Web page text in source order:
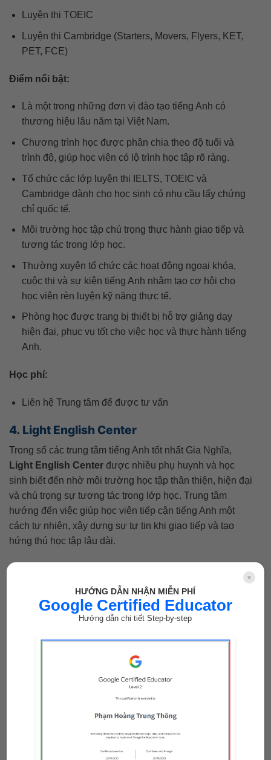
Luyện thi TOEIC
Luyện thi Cambridge (Starters, Movers, Flyers, KET,
PET, FCE)
Điểm nổi bật:
Là một trong những đơn vị đào tạo tiếng Anh có
thương hiệu lâu năm tại Việt Nam.
Chương trình học được phân chia theo độ tuổi và
trình độ, giúp học viên có lộ trình học tập rõ ràng.
Tổ chức các lớp luyện thi IELTS, TOEIC và
Cambridge dành cho học sinh có nhu cầu lấy chứng
chỉ quốc tế.
Môi trường học tập chú trọng thực hành giao tiếp và
tương tác trong lớp học.
Thường xuyên tổ chức các hoạt động ngoại khóa,
cuộc thi và sự kiện tiếng Anh nhằm tạo cơ hội cho
học viên rèn luyện kỹ năng thực tế.
Phòng học được trang bị thiết bị hỗ trợ giảng dạy
hiện đại, phục vụ tốt cho việc học và thực hành tiếng
Anh.
Học phí:
Liên hệ Trung tâm để được tư vấn
4. Light English Center
Trong số các trung tâm tiếng Anh tốt nhất Gia Nghĩa,
Light English Center được nhiều phụ huynh và học
sinh biết đến nhờ môi trường học tập thân thiện, hiện đại
và chú trọng sự tương tác trong lớp học. Trung tâm
hướng đến việc giúp học viên tiếp cận tiếng Anh một
cách tự nhiên, xây dựng sự tự tin khi giao tiếp và tạo
hứng thú học tập lâu dài.
Thông tin liên hệ:
Hotline: 0914 734 879
lightenglishcenter403@gmail.com
Địa chỉ (cơ sở Gia Nghĩa):
23A Trần Khánh Dư, P. Bắc Gia
Nghĩa, Lâm Đồng
CS3: Đối diện cây xăng 19, QL14 Nguyễn
Tất Thành, ngã 3 Sùng Đức, P. Nam Gia
HƯỚNG DẪN NHẬN MIỄN PHÍ
Google Certified Educator
Hướng dẫn chi tiết Step-by-step
x